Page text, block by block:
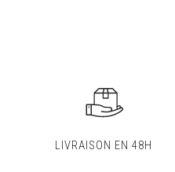
LIVRAISON EN 48H